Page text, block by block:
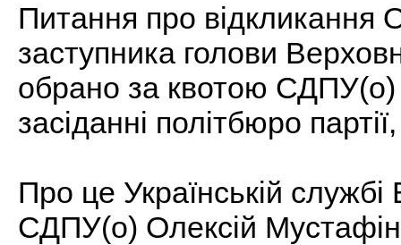
Питання про відкликання
заступника голови
обрано за квотою СДПУ(о)
засіданні політбюро
Про це Українській
СДПУ(о) Олексій